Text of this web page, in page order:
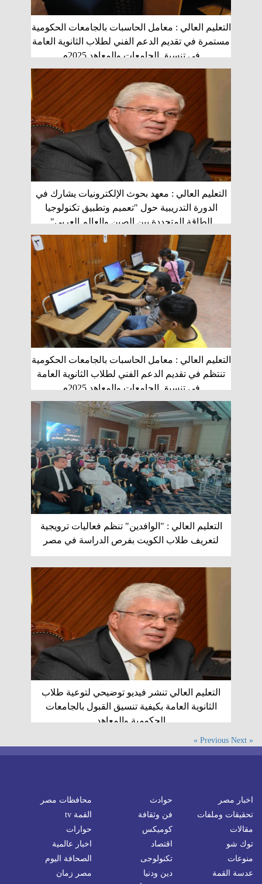
التعليم العالي : معامل الحاسبات بالجامعات الحكومية
مستمرة في تقديم الدعم الفني لطلاب الثانوية العامة
في تنسيق الجامعات والمعاهد 2025م
التعليم العالي : معهد بحوث الإلكترونيات يشارك في
الدورة التدريبية حول "تعميم وتطبيق تكنولوجيا
الطاقة المتجددة بين الصين والعالم العربي"
التعليم العالي : معامل الحاسبات بالجامعات الحكومية
تنتظم في تقديم الدعم الفني لطلاب الثانوية العامة
في تنسيق الجامعات والمعاهد 2025م
التعليم العالي : "الوافدين" تنظم فعاليات ترويجية
لتعريف طلاب الكويت بفرص الدراسة في مصر
التعليم العالي تنشر فيديو توضيحي لتوعية طلاب
الثانوية العامة بكيفية تنسيق القبول بالجامعات
الحكومية والمعاهد
« Previous
Next »
اخبار مصر حوادث
محافظات مصر
تحقيقات وملفات
فن وثقافة
القمة tv
مقالات
كوميكس
حوارات
توك شو
اقتصاد
اخبار عالمية
منوعات
تكنولوجى
الصحافة اليوم
عدسة القمة
دين ودنيا
مصر زمان